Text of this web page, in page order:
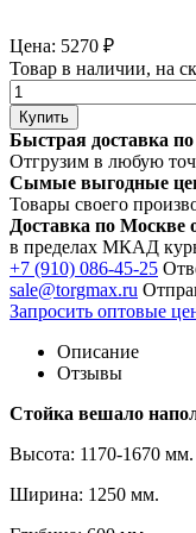
Цена: 5270 ₽
Товар в наличии, на
Купить
Быстрая доставка
Отгрузим в любую
Сымые выгодные
Товары своего
Доставка по Москве
в пределах МКАД
+7 (910) 086-45-25
sale@torgmax.ru
Запросить оптовые
Описание
Отзывы
Стойка вешало
Высота: 1170-1670 мм.
Ширина: 1250 мм.